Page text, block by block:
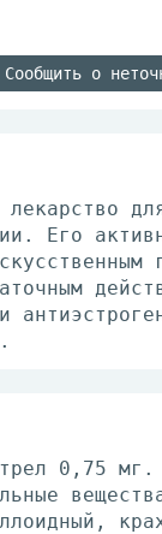
Сообщить о
лекарство
Его
0,75 мг.